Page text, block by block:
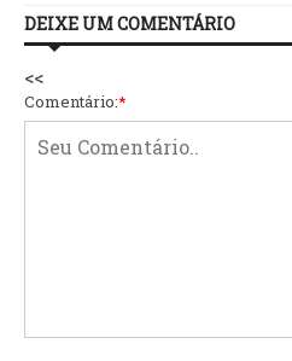
DEIXE UM COMENTÁRIO
<<
Comentário:*